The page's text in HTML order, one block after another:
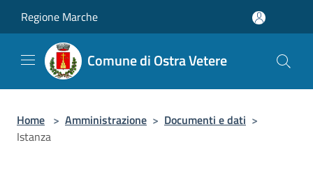
Regione Marche
Comune di Ostra Vetere
Home > Amministrazione > Documenti e dati >
Istanza